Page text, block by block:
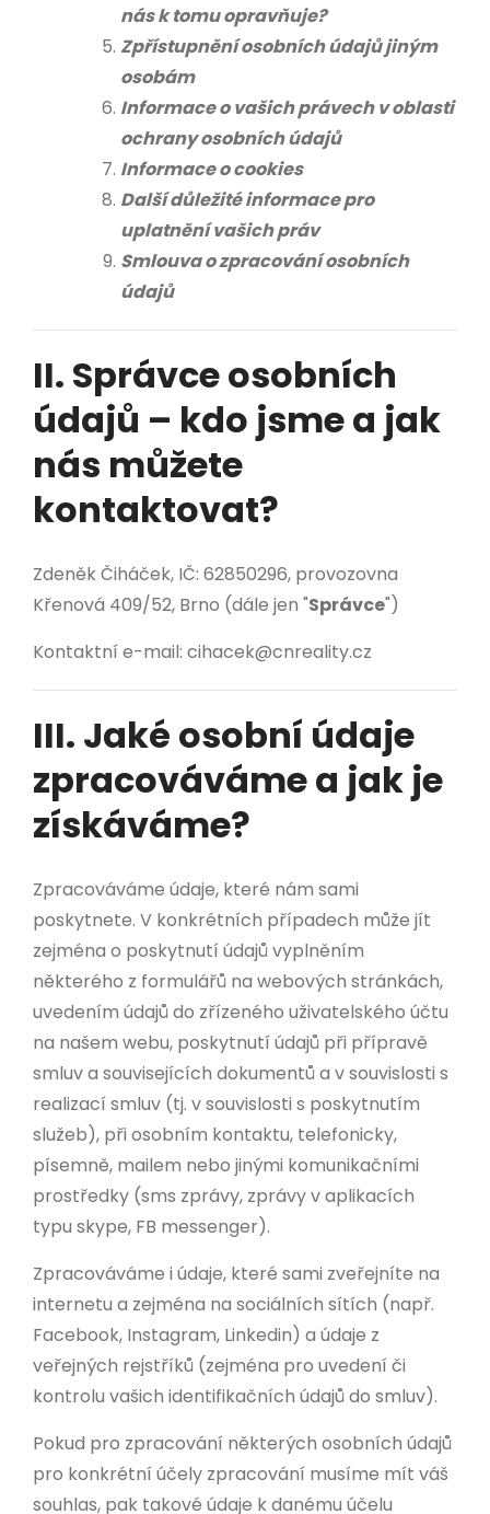
nás k tomu opravňuje?
Zpřístupnění osobních údajů jiným
osobám
Informace o vašich právech v oblasti
ochrany osobních údajů
Informace o cookies
Další důležité informace pro
uplatnění vašich práv
Smlouva o zpracování osobních
údajů
II. Správce osobních
údajů – kdo jsme a jak
nás můžete
kontaktovat?
Zdeněk Čiháček, IČ: 62850296, provozovna
Křenová 409/52, Brno (dále jen "Správce")
Kontaktní e-mail: cihacek@cnreality.cz
III. Jaké osobní údaje
zpracováváme a jak je
získáváme?
Zpracováváme údaje, které nám sami
poskytnete. V konkrétních případech může jít
zejména o poskytnutí údajů vyplněním
některého z formulářů na webových stránkách,
uvedením údajů do zřízeného uživatelského účtu
na našem webu, poskytnutí údajů při přípravě
smluv a souvisejících dokumentů a v souvislosti s
realizací smluv (tj. v souvislosti s poskytnutím
služeb), při osobním kontaktu, telefonicky,
písemně, mailem nebo jinými komunikačními
prostředky (sms zprávy, zprávy v aplikacích
typu skype, FB messenger).
Zpracováváme i údaje, které sami zveřejníte na
internetu a zejména na sociálních sítích (např.
Facebook, Instagram, Linkedin) a údaje z
veřejných rejstříků (zejména pro uvedení či
kontrolu vašich identifikačních údajů do smluv).
Pokud pro zpracování některých osobních údajů
pro konkrétní účely zpracování musíme mít váš
souhlas, pak takové údaje k danému účelu